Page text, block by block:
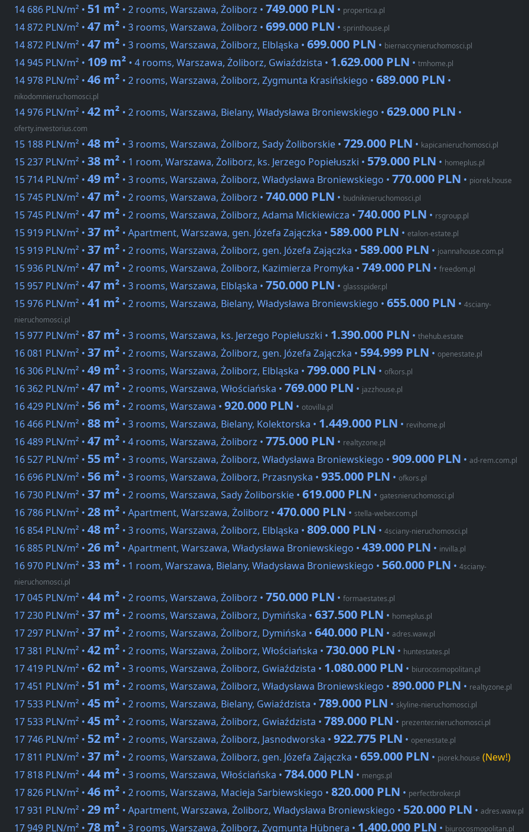
14 686 PLN/m² • 51 m² • 2 rooms, Warszawa, Żoliborz • 749.000 PLN • propertica.pl
14 872 PLN/m² • 47 m² • 3 rooms, Warszawa, Żoliborz • 699.000 PLN • sprinthouse.pl
14 872 PLN/m² • 47 m² • 3 rooms, Warszawa, Żoliborz, Elbląska • 699.000 PLN • biernaccynieruchomosci.pl
14 945 PLN/m² • 109 m² • 4 rooms, Warszawa, Żoliborz, Gwiaździsta • 1.629.000 PLN • tmhome.pl
14 978 PLN/m² • 46 m² • 2 rooms, Warszawa, Żoliborz, Zygmunta Krasińskiego • 689.000 PLN •
nikodomnieruchomosci.pl
14 976 PLN/m² • 42 m² • 2 rooms, Warszawa, Bielany, Władysława Broniewskiego • 629.000 PLN •
oferty.investorius.com
15 188 PLN/m² • 48 m² • 3 rooms, Warszawa, Żoliborz, Sady Żoliborskie • 729.000 PLN • kapicanieruchomosci.pl
15 237 PLN/m² • 38 m² • 1 room, Warszawa, Żoliborz, ks. Jerzego Popiełuszki • 579.000 PLN • homeplus.pl
15 714 PLN/m² • 49 m² • 3 rooms, Warszawa, Żoliborz, Władysława Broniewskiego • 770.000 PLN • piorek.house
15 745 PLN/m² • 47 m² • 2 rooms, Warszawa, Żoliborz • 740.000 PLN • budniknieruchomosci.pl
15 745 PLN/m² • 47 m² • 2 rooms, Warszawa, Żoliborz, Adama Mickiewicza • 740.000 PLN • rsgroup.pl
15 919 PLN/m² • 37 m² • Apartment, Warszawa, gen. Józefa Zajączka • 589.000 PLN • etalon-estate.pl
15 919 PLN/m² • 37 m² • 2 rooms, Warszawa, Żoliborz, gen. Józefa Zajączka • 589.000 PLN • joannahouse.com.pl
15 936 PLN/m² • 47 m² • 2 rooms, Warszawa, Żoliborz, Kazimierza Promyka • 749.000 PLN • freedom.pl
15 957 PLN/m² • 47 m² • 3 rooms, Warszawa, Elbląska • 750.000 PLN • glassspider.pl
15 976 PLN/m² • 41 m² • 2 rooms, Warszawa, Bielany, Władysława Broniewskiego • 655.000 PLN • 4sciany-
nieruchomosci.pl
15 977 PLN/m² • 87 m² • 3 rooms, Warszawa, ks. Jerzego Popiełuszki • 1.390.000 PLN • thehub.estate
16 081 PLN/m² • 37 m² • 2 rooms, Warszawa, Żoliborz, gen. Józefa Zajączka • 594.999 PLN • openestate.pl
16 306 PLN/m² • 49 m² • 3 rooms, Warszawa, Żoliborz, Elbląska • 799.000 PLN • ofkors.pl
16 362 PLN/m² • 47 m² • 2 rooms, Warszawa, Włościańska • 769.000 PLN • jazzhouse.pl
16 429 PLN/m² • 56 m² • 2 rooms, Warszawa • 920.000 PLN • otovilla.pl
16 466 PLN/m² • 88 m² • 3 rooms, Warszawa, Bielany, Kolektorska • 1.449.000 PLN • revihome.pl
16 489 PLN/m² • 47 m² • 4 rooms, Warszawa, Żoliborz • 775.000 PLN • realtyzone.pl
16 527 PLN/m² • 55 m² • 3 rooms, Warszawa, Żoliborz, Władysława Broniewskiego • 909.000 PLN • ad-rem.com.pl
16 696 PLN/m² • 56 m² • 3 rooms, Warszawa, Żoliborz, Przasnyska • 935.000 PLN • ofkors.pl
16 730 PLN/m² • 37 m² • 2 rooms, Warszawa, Sady Żoliborskie • 619.000 PLN • gatesnieruchomosci.pl
16 786 PLN/m² • 28 m² • Apartment, Warszawa, Żoliborz • 470.000 PLN • stella-weber.com.pl
16 854 PLN/m² • 48 m² • 3 rooms, Warszawa, Żoliborz, Elbląska • 809.000 PLN • 4sciany-nieruchomosci.pl
16 885 PLN/m² • 26 m² • Apartment, Warszawa, Władysława Broniewskiego • 439.000 PLN • invilla.pl
16 970 PLN/m² • 33 m² • 1 room, Warszawa, Bielany, Władysława Broniewskiego • 560.000 PLN • 4sciany-
nieruchomosci.pl
17 045 PLN/m² • 44 m² • 2 rooms, Warszawa, Żoliborz • 750.000 PLN • formaestates.pl
17 230 PLN/m² • 37 m² • 2 rooms, Warszawa, Żoliborz, Dymińska • 637.500 PLN • homeplus.pl
17 297 PLN/m² • 37 m² • 2 rooms, Warszawa, Żoliborz, Dymińska • 640.000 PLN • adres.waw.pl
17 381 PLN/m² • 42 m² • 2 rooms, Warszawa, Żoliborz, Włościańska • 730.000 PLN • huntestates.pl
17 419 PLN/m² • 62 m² • 3 rooms, Warszawa, Żoliborz, Gwiaździsta • 1.080.000 PLN • biurocosmopolitan.pl
17 451 PLN/m² • 51 m² • 2 rooms, Warszawa, Żoliborz, Władysława Broniewskiego • 890.000 PLN • realtyzone.pl
17 533 PLN/m² • 45 m² • 2 rooms, Warszawa, Bielany, Gwiaździsta • 789.000 PLN • skyline-nieruchomosci.pl
17 533 PLN/m² • 45 m² • 2 rooms, Warszawa, Żoliborz, Gwiaździsta • 789.000 PLN • prezenter.nieruchomosci.pl
17 746 PLN/m² • 52 m² • 2 rooms, Warszawa, Żoliborz, Jasnodworska • 922.775 PLN • openestate.pl
17 811 PLN/m² • 37 m² • 2 rooms, Warszawa, Żoliborz, gen. Józefa Zajączka • 659.000 PLN • piorek.house (New!)
17 818 PLN/m² • 44 m² • 3 rooms, Warszawa, Włościańska • 784.000 PLN • mengs.pl
17 826 PLN/m² • 46 m² • 2 rooms, Warszawa, Macieja Sarbiewskiego • 820.000 PLN • perfectbroker.pl
17 931 PLN/m² • 29 m² • Apartment, Warszawa, Żoliborz, Władysława Broniewskiego • 520.000 PLN • adres.waw.pl
17 949 PLN/m² • 78 m² • 3 rooms, Warszawa, Żoliborz, Zygmunta Hübnera • 1.400.000 PLN • biurocosmopolitan.pl